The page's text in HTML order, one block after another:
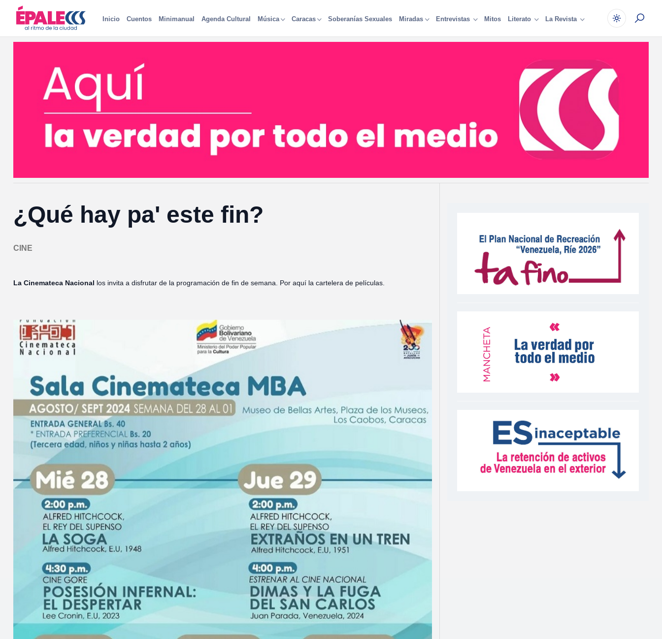
Inicio Cuentos Minimanual Agenda Cultural Música Caracas Soberanías Sexuales Miradas Entrevistas Mitos Literato La Revista
¿Qué hay pa' este fin?
CINE
La Cinemateca Nacional los invita a disfrutar de la programación de fin de semana. Por aquí la cartelera de películas.